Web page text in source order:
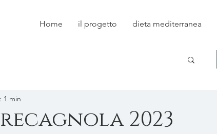
Home il progetto dieta mediterranea
2023
1 min